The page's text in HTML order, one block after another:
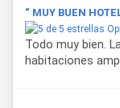
“ MUY BUEN
Todo muy bien.
habitaciones